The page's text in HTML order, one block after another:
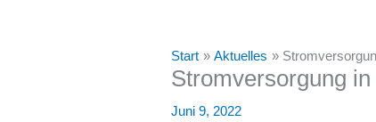
Start Aktuelles
Stromversorgung
Juni 9, 2022